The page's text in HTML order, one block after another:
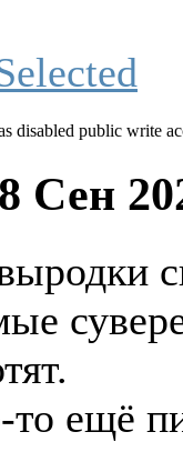
disabled public write
Сен
то ещё